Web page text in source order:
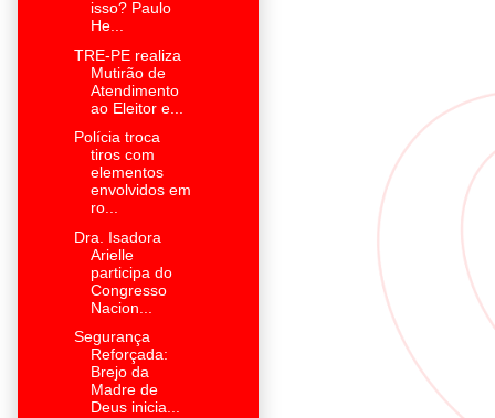
isso? Paulo
He...
TRE-PE realiza
Mutirão de
Atendimento
ao Eleitor e...
Polícia troca
tiros com
elementos
envolvidos em
ro...
Dra. Isadora
Arielle
participa do
Congresso
Nacion...
Segurança
Reforçada:
Brejo da
Madre de
Deus inicia...